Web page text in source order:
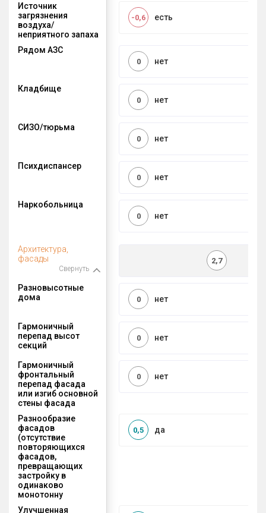
Источник
загрязнения
воздуха/
неприятного запаха
есть
-0,6
Рядом АЗС
нет
0
Кладбище
нет
0
СИЗО/тюрьма
нет
0
Психдиспансер
нет
0
Наркобольница
нет
0
Архитектура,
фасады
Свернуть
2,7
Разновысотные
дома
нет
0
Гармоничный
перепад высот
секций
нет
0
Гармоничный
фронтальный
перепад фасада
или изгиб основной
стены фасада
нет
0
Разнообразие
фасадов
(отсутствие
повторяющихся
фасадов,
превращающих
застройку в
одинаково
монотонну
да
0,5
Улучшенная